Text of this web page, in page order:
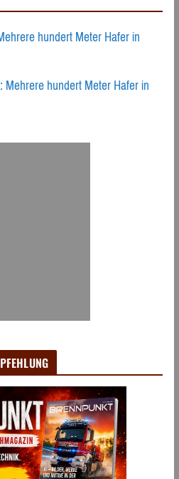
hundert Meter Hafer in
Mehrere hundert Meter Hafer in